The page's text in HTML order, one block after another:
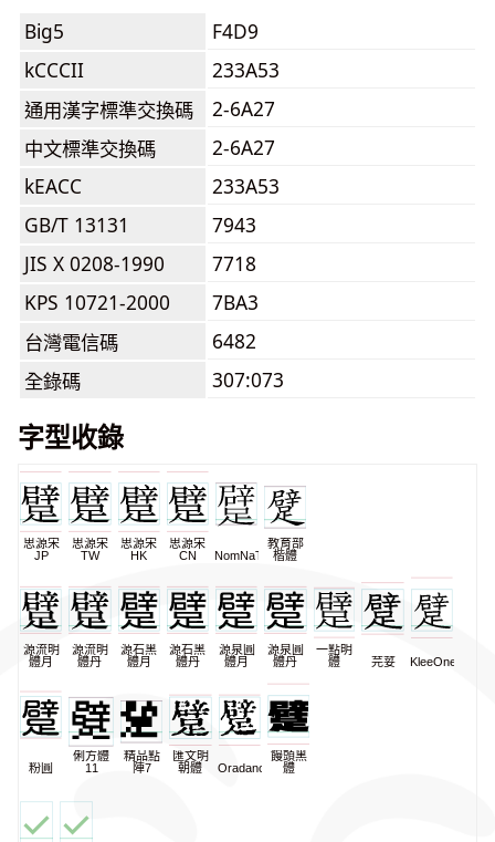
Big5
F4D9
kCCCII
233A53
通用漢字標準交換碼
2-6A27
中文標準交換碼
2-6A27
kEACC
233A53
GB/T 13131
7943
JIS X 0208-1990
7718
KPS 10721-2000
7BA3
台灣電信碼
6482
全錄碼
307:073
字型收錄
思源宋
JP
思源宋
TW
思源宋
HK
思源宋
CN
NomNaTong
教育部
楷體
源流明
體月
源流明
體丹
源石黑
體月
源石黑
體丹
源泉圓
體月
源泉圓
體丹
一點明
體
芫荽 KleeOne
粉圓
俐方體
11
精品點
陣7
匯文明
朝體
Oradano
饅頭黑
體